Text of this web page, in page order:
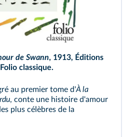
de Swann, 1913, Éditions
classique.
au premier tome d'À la
, conte une histoire d'amour
plus célèbres de la